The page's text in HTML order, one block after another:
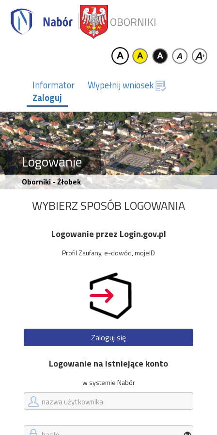
OBORNIKI
Informator
Wypełnij wniosek
Zaloguj
Logowanie
Oborniki - Żłobek
WYBIERZ SPOSÓB LOGOWANIA
Logowanie przez Login.gov.pl
Profil Zaufany, e-dowód, mojeID
Zaloguj się
Logowanie na istniejące konto
w systemie Nabór